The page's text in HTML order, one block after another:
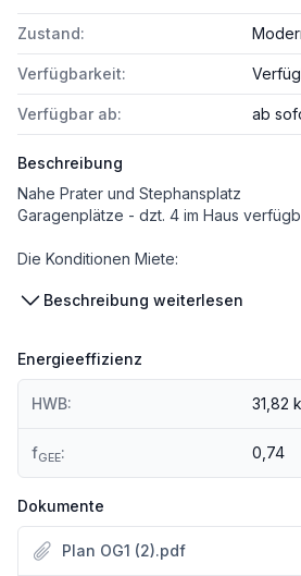
Zustand:
Verfügbarkeit:
Verfügbar ab: ab
Beschreibung
Nahe Prater und Stephansplatz
Garagenplätze - dzt. 4 im Haus verfügbar, genügend
Die Konditionen Miete:
Terrasse: € 6,00/m²
Verfügbarkeit: ab sofort
*Einladende Lobby mit Empfang
*Supermarkt, Restaurants,
Veranstaltungsräume, Gymnastikraum,
Der Standort
Das Bürogebäude am Donaukanal in Wien-Landstraße beeindruckt durch seine außergewöhnliche Lage, die urbanen Komfort mit einer naturnahen Umgebung verbindet. Diese Kombination macht es besonders attraktiv für Unternehmen, die sowohl die Nähe zur Wiener Innenstadt als auch die Vorzüge der grünen Umgebung schätzen. Das Gebäude überzeugt mit einer hervorragenden Verkehrsanbindung: Die U3 ermöglicht eine schnelle Erreichbarkeit der Innenstadt, während die Anbindung an die Süd-Ost Tangente und den Flughafen über die Erdberger Lände ideale Voraussetzungen für Pendler und Geschäftsreisende bietet. Für Radfahrer ist das Bürohaus ebenfalls optimal gelegen - mehrere Fahrradwege führen direkt zum
Beschreibung weiterlesen
Energieeffizienz
HWB: 31,82
fGEE: 0,74
Dokumente
Plan OG1 (2).pdf